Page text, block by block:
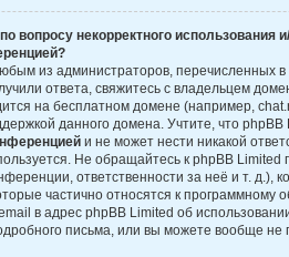
вопросу некорректного использования
из администраторов, перечисленных
ответа, свяжитесь с владельцем
на бесплатном домене (например,
данного домена. Учтите, что
и не может нести никакой
Не обращайтесь к phpBB Limited
ответственности за неё и т. д.),
частично относятся к программному
в адрес phpBB Limited об
письма, или вы можете вообще не